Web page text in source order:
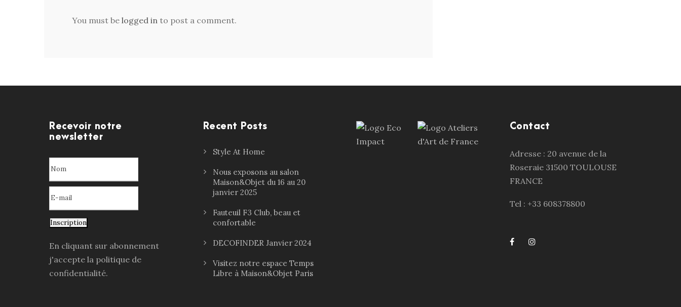
You must be logged in to post a comment.
Recevoir notre
newsletter
Inscription
En cliquant sur abonnement
j'accepte la politique de
confidentialité.
Recent Posts
Style At Home
Nous exposons au salon
Maison&Objet du 16 au 20
janvier 2025
Fauteuil F3 Club, beau et
confortable
DECOFINDER Janvier 2024
Visitez notre espace Temps
Libre à Maison&Objet Paris
Contact
Adresse : 20 avenue de la
Roseraie 31500 TOULOUSE
FRANCE
Tel : +33 608378800